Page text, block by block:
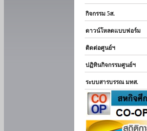
กิจกรรม 5ส.
ดาวน์โหลดแบบฟอร์ม
ติดต่อศูนย์ฯ
ปฏิทินกิจกรรมศูนย์ฯ
ระบบสารบรรณ มทส.